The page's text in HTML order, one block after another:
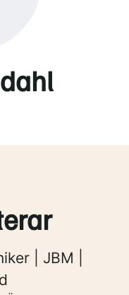
| JBM |